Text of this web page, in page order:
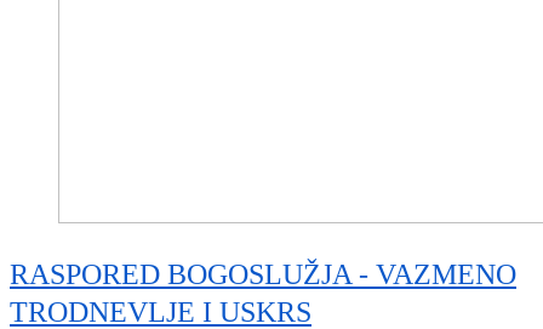
RASPORED BOGOSLUŽJA - VAZMENO
TRODNEVLJE I USKRS